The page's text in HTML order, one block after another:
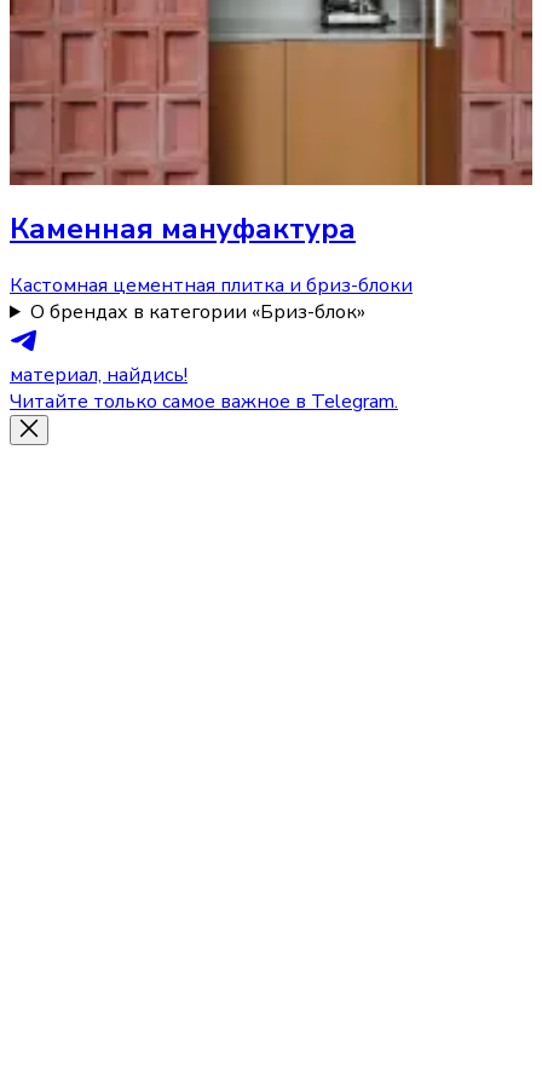
Каменная мануфактура
Кастомная цементная плитка и бриз-блоки
О брендах в категории «Бриз-блок»
материал, найдись!
Читайте только самое важное в Telegram.